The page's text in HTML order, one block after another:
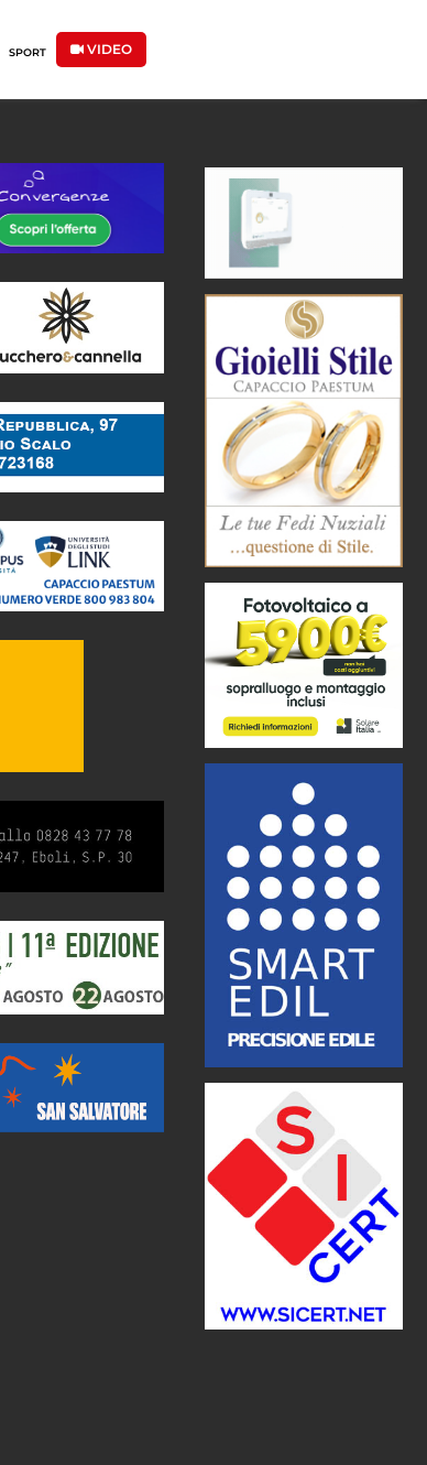
SPORT VIDEO